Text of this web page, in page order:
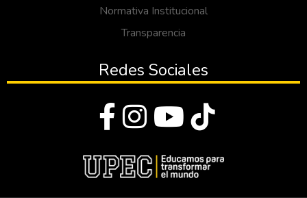
Normativa Institucional
Transparencia
Redes Sociales